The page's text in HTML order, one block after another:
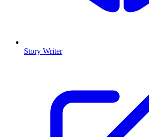
Story Writer